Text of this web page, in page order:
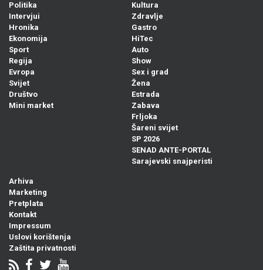
Politika
Intervjui
Hronika
Ekonomija
Sport
Regija
Evropa
Svijet
Društvo
Mini market
Kultura
Zdravlje
Gastro
HiTec
Auto
Show
Sex i grad
Žena
Estrada
Zabava
Frljoka
Šareni svijet
SP 2026
SENAD ANTE-PORTAL
Sarajevski snajperisti
Arhiva
Marketing
Pretplata
Kontakt
Impressum
Uslovi korištenja
Zaštita privatnosti